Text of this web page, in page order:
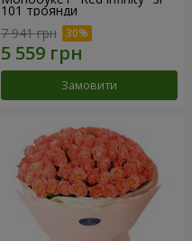
101 троянди
7 941 грн
Замовити